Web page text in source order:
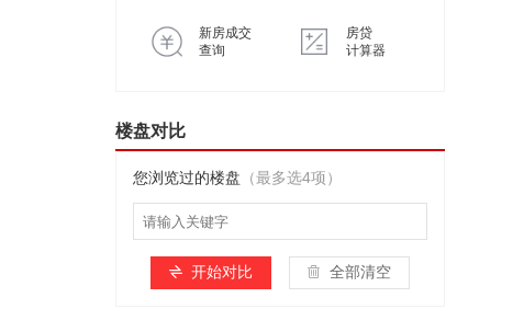
新房成交
查询
房贷
计算器
楼盘对比
您浏览过的楼盘 （最多选4项）
开始对比 全部清空